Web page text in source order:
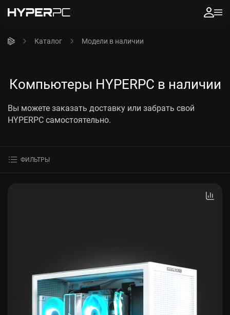
Каталог Модели в наличии
Компьютеры HYPERPC в наличии
Вы можете заказать доставку или забрать свой
HYPERPC самостоятельно.
ФИЛЬТРЫ